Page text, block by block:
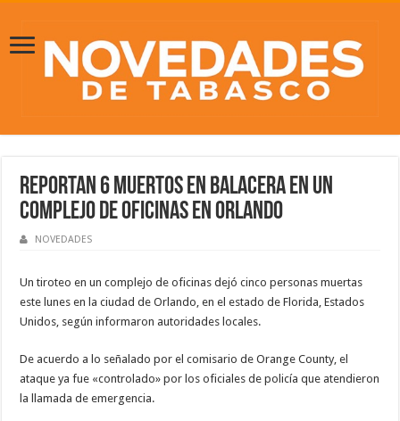
Reportan 6 muertos en balacera en un
complejo de oficinas en Orlando
NOVEDADES
Un tiroteo en un complejo de oficinas dejó cinco personas muertas
este lunes en la ciudad de Orlando, en el estado de Florida, Estados
Unidos, según informaron autoridades locales.
De acuerdo a lo señalado por el comisario de Orange County, el
ataque ya fue «controlado» por los oficiales de policía que atendieron
la llamada de emergencia.